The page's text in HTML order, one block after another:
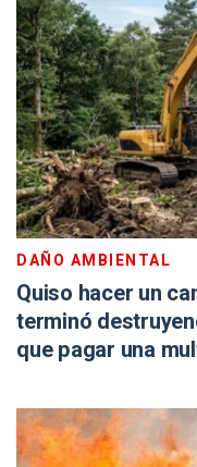
DAÑO AMBIENTAL
Quiso hacer un
terminó
que pagar una